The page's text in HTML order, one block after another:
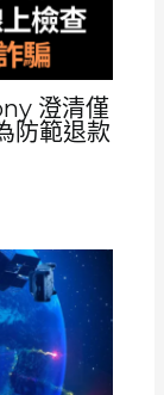
澄清僅
防範退款